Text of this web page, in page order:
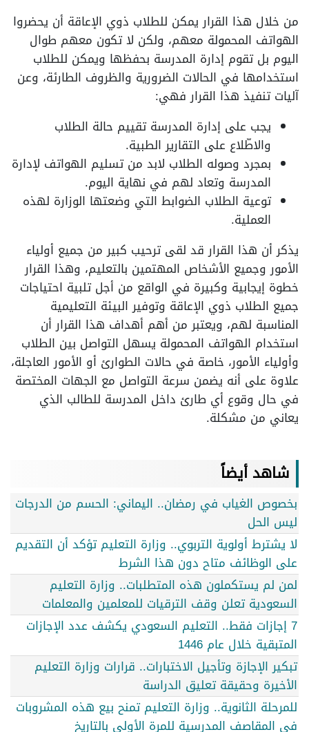
من خلال هذا القرار يمكن للطلاب ذوي الإعاقة أن يحضروا
الهواتف المحمولة معهم، ولكن لا تكون معهم طوال
اليوم بل تقوم إدارة المدرسة بحفظها ويمكن للطلاب
استخدامها في الحالات الضرورية والظروف الطارئة، وعن
آليات تنفيذ هذا القرار فهي:
يجب على إدارة المدرسة تقييم حالة الطلاب
والاطّلاع على التقارير الطبية.
بمجرد وصوله الطلاب لابد من تسليم الهواتف لإدارة
المدرسة وتعاد لهم في نهاية اليوم.
توعية الطلاب الضوابط التي وضعتها الوزارة لهذه
العملية.
يذكر أن هذا القرار قد لقى ترحيب كبير من جميع أولياء
الأمور وجميع الأشخاص المهتمين بالتعليم، وهذا القرار
خطوة إيجابية وكبيرة في الواقع من أجل تلبية احتياجات
جميع الطلاب ذوي الإعاقة وتوفير البيئة التعليمية
المناسبة لهم، ويعتبر من أهم أهداف هذا القرار أن
استخدام الهواتف المحمولة يسهل التواصل بين الطلاب
وأولياء الأمور، خاصة في حالات الطوارئ أو الأمور العاجلة،
علاوة على أنه يضمن سرعة التواصل مع الجهات المختصة
في حال وقوع أي طارئ داخل المدرسة للطالب الذي
يعاني من مشكلة.
شاهد أيضاً
بخصوص الغياب في رمضان.. اليماني: الحسم من الدرجات
ليس الحل
لا يشترط أولوية التربوي.. وزارة التعليم تؤكد أن التقديم
على الوظائف متاح دون هذا الشرط
لمن لم يستكملون هذه المتطلبات.. وزارة التعليم
السعودية تعلن وقف الترقيات للمعلمين والمعلمات
7 إجازات فقط.. التعليم السعودي يكشف عدد الإجازات
المتبقية خلال عام 1446
تبكير الإجازة وتأجيل الاختبارات.. قرارات وزارة التعليم
الأخيرة وحقيقة تعليق الدراسة
للمرحلة الثانوية.. وزارة التعليم تمنح بيع هذه المشروبات
في المقاصف المدرسية للمرة الأولى بالتاريخ